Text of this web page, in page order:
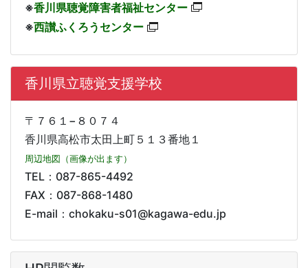
※香川県聴覚障害者福祉センター
※西讃ふくろうセンター
香川県立聴覚支援学校
〒７６１−８０７４
香川県高松市太田上町５１３番地１
周辺地図（画像が出ます）
TEL：087-865-4492
FAX：087-868-1480
E-mail：chokaku-s01@kagawa-edu.jp